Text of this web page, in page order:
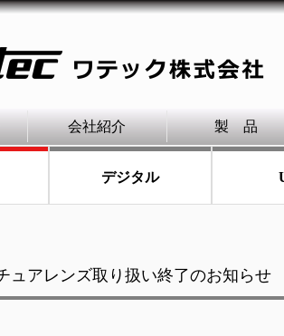
会社紹介 製 品
デジタル
ュアレンズ取り扱い終了のお知らせ